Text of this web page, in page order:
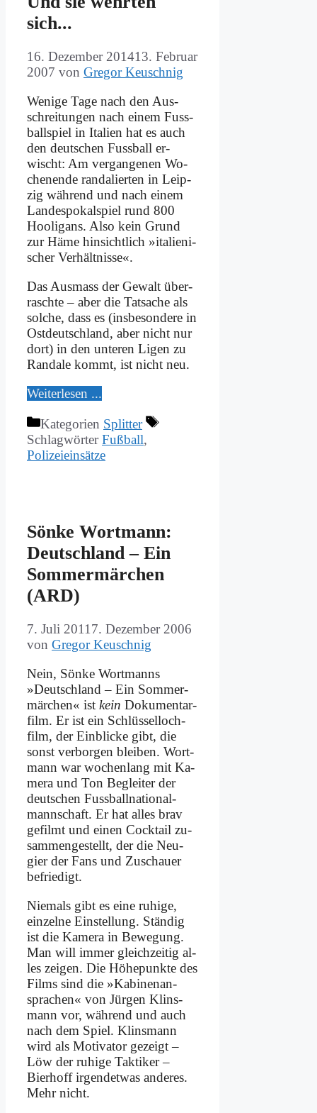
sich...
16. Dezember 201413. Februar
2007 von Gregor Keuschnig
We­ni­ge Ta­ge nach den Aus­
schrei­tun­gen nach ei­nem Fuss­
ball­spiel in Ita­li­en hat es auch
den deut­schen Fuss­ball er­
wischt: Am ver­gan­ge­nen Wo­
chen­en­de ran­da­lier­ten in Leip­
zig wäh­rend und nach ei­nem
Lan­des­po­kal­spiel rund 800
Hoo­li­gans. Al­so kein Grund
zur Hä­me hin­sicht­lich »ita­lie­ni­
scher Ver­hält­nis­se«.
Das Aus­mass der Ge­walt über­
rasch­te – aber die Tat­sa­che als
sol­che, dass es (ins­be­son­de­re in
Ost­deutsch­land, aber nicht nur
dort) in den un­te­ren Li­gen zu
Ran­da­le kommt, ist nicht neu.
Wei­ter­le­sen ...
Kategorien Splitter
SchlagwörterFußball,
Polizeieinsätze
Sön­ke Wort­mann:
Deutsch­land – Ein
Som­mer­mär­chen
(ARD)
7. Juli 20117. Dezember 2006
von Gregor Keuschnig
Nein, Sön­ke Wort­manns
»Deutsch­land – Ein Som­mer­
mär­chen« ist kein Do­ku­men­tar­
film. Er ist ein Schlüs­sel­loch­
film, der Ein­blicke gibt, die
sonst ver­bor­gen blei­ben. Wort­
mann war wo­chen­lang mit Ka­
me­ra und Ton Be­glei­ter der
deut­schen Fuss­ball­na­tio­nal­
mann­schaft. Er hat al­les brav
ge­filmt und ei­nen Cock­tail zu­
sam­men­ge­stellt, der die Neu­
gier der Fans und Zu­schau­er
be­frie­digt.
Nie­mals gibt es ei­ne ru­hi­ge,
ein­zel­ne Ein­stel­lung. Stän­dig
ist die Ka­me­ra in Be­we­gung.
Man will im­mer gleich­zei­tig al­
les zei­gen. Die Hö­he­punk­te des
Films sind die »Ka­bi­nen­an­
spra­chen« von Jür­gen Klins­
mann vor, wäh­rend und auch
nach dem Spiel. Klins­mann
wird als Mo­ti­va­tor ge­zeigt –
Löw der ru­hi­ge Tak­ti­ker –
Bier­hoff ir­gend­et­was an­de­res.
Mehr nicht.